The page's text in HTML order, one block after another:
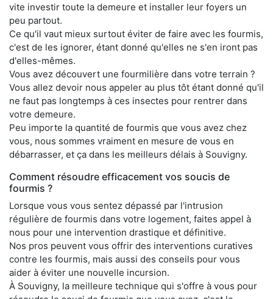
vite investir toute la demeure et installer leur foyers un
peu partout.
Ce qu'il vaut mieux surtout éviter de faire avec les fourmis,
c'est de les ignorer, étant donné qu'elles ne s'en iront pas
d'elles-mêmes.
Vous avez découvert une fourmilière dans votre terrain ?
Vous allez devoir nous appeler au plus tôt étant donné qu'il
ne faut pas longtemps à ces insectes pour rentrer dans
votre demeure.
Peu importe la quantité de fourmis que vous avez chez
vous, nous sommes vraiment en mesure de vous en
débarrasser, et ça dans les meilleurs délais à Souvigny.
Comment résoudre efficacement vos soucis de
fourmis ?
Lorsque vous vous sentez dépassé par l'intrusion
régulière de fourmis dans votre logement, faites appel à
nous pour une intervention drastique et définitive.
Nos pros peuvent vous offrir des interventions curatives
contre les fourmis, mais aussi des conseils pour vous
aider à éviter une nouvelle incursion.
À Souvigny, la meilleure technique qui s'offre à vous pour